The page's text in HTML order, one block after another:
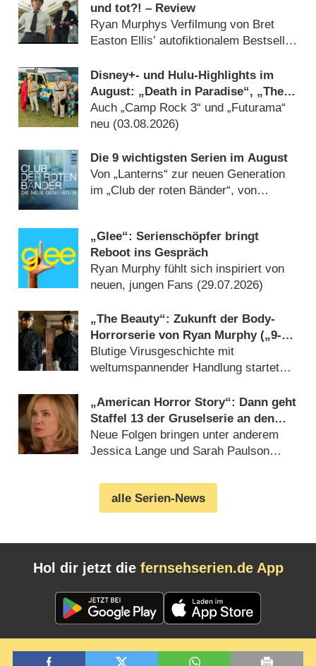
und tot?! – Review
Ryan Murphys Verfilmung von Bret
Easton Ellis’ autofiktionalem Bestseller
Angeles der 1980er-Jahre schillert
verführerisch (05.08.2026)
Disney+- und Hulu-Highlights im
August: „Death in Paradise“, „The
Shards“ und das Ende für „Die
neuen Zauberer vom Waverly Place“
Auch „Camp Rock 3“ und „Futurama“
neu (03.08.2026)
Die 9 wichtigsten Serien im August
Von „Lanterns“ zur neuen Generation
im „Club der roten Bänder“, von
„Glee“: Serienschöpfer bringt
Reboot ins Gespräch
Ryan Murphy fühlt sich inspiriert von
neuen, jungen Fans (29.07.2026)
„The Beauty“: Zukunft der Body-
Horrorserie von Ryan Murphy („9-1-
1: Nashville“) in der Schwebe
Blutige Virusgeschichte mit
weltumspannender Handlung startete
„American Horror Story“: Dann geht
Staffel 13 der Gruselserie an den
Start
Neue Folgen bringen unter anderem
Jessica Lange und Sarah Paulson
alle Serien-News
Hol dir jetzt die fernsehserien.de App